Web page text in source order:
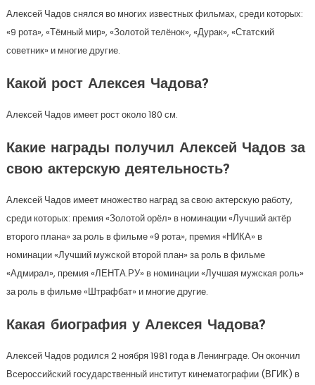
Алексей Чадов снялся во многих известных фильмах, среди которых:
«9 рота», «Тёмный мир», «Золотой телёнок», «Дурак», «Статский
советник» и многие другие.
Какой рост Алексея Чадова?
Алексей Чадов имеет рост около 180 см.
Какие награды получил Алексей Чадов за
свою актерскую деятельность?
Алексей Чадов имеет множество наград за свою актерскую работу,
среди которых: премия «Золотой орёл» в номинации «Лучший актёр
второго плана» за роль в фильме «9 рота», премия «НИКА» в
номинации «Лучший мужской второй план» за роль в фильме
«Адмирал», премия «ЛЕНТА.РУ» в номинации «Лучшая мужская роль»
за роль в фильме «Штрафбат» и многие другие.
Какая биография у Алексея Чадова?
Алексей Чадов родился 2 ноября 1981 года в Ленинграде. Он окончил
Всероссийский государственный институт кинематографии (ВГИК) в